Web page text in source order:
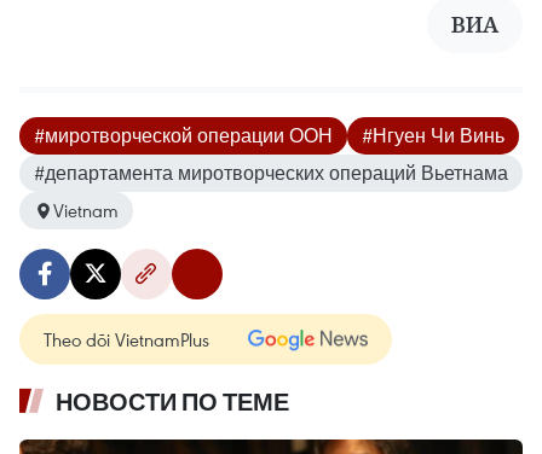
ВИА
#миротворческой операции ООН
#Нгуен Чи Винь
#департамента миротворческих операций Вьетнама
Vietnam
Theo dõi VietnamPlus
НОВОСТИ ПО ТЕМЕ